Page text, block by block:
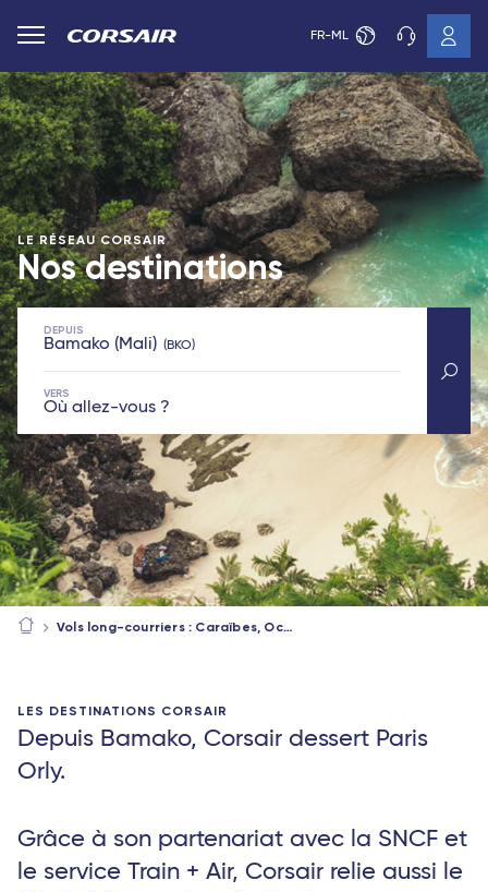
FR-ML
LE RÉSEAU CORSAIR
Nos destinations
DEPUIS
Bamako (Mali) BKO
VERS
Où allez-vous ?
Vols long-courriers : Caraïbes, Océan Indien, Afrique
LES DESTINATIONS CORSAIR
Depuis Bamako, Corsair dessert Paris
Orly.
Grâce à son partenariat avec la SNCF et
le service Train + Air, Corsair relie aussi le